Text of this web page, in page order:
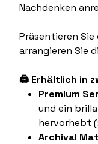
Nachdenken
Präsentieren Sie
arrangieren Sie
🖨️ Erhältlich in
Premium
und ein
hervorhebt
Archival